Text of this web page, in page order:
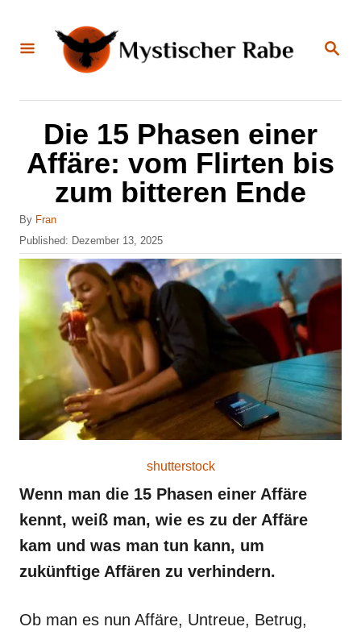
S
E
Die 15 Phasen einer
Affäre: vom Flirten bis
zum bitteren Ende
By A
u
t
h
o
Fran
P
o
e
Published: Dezember 13, 2025
shutterstock
Wenn man die 15 Phasen einer Affäre
kennt, weiß man, wie es zu der Affäre
kam und was man tun kann, um
zukünftige Affären zu verhindern.
Ob man es nun Affäre, Untreue, Betrug,